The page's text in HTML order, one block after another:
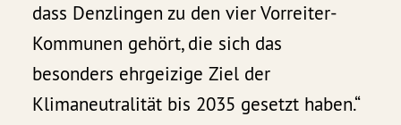
dass Denzlingen zu den vier Vorreiter-
Kommunen gehört, die sich das
besonders ehrgeizige Ziel der
Klimaneutralität bis 2035 gesetzt haben.“